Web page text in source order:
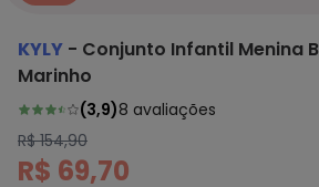
KYLY - Conjunto Infantil Menina
Marinho
(3,9)8 avaliações
R$ 154,90
R$ 69,70